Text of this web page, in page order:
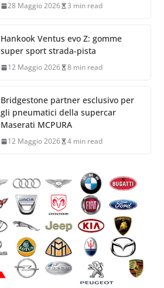
28 Maggio 2026 3 min read
Hankook Ventus evo Z: gomme
super sport strada-pista
12 Maggio 2026 8 min read
Bridgestone partner esclusivo per
gli pneumatici della supercar
Maserati MCPURA
12 Maggio 2026 4 min read